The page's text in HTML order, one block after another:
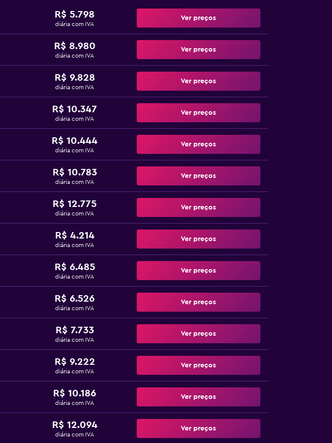
R$ 5.798
diária com IVA
Ver preços
R$ 8.980
diária com IVA
Ver preços
R$ 9.828
diária com IVA
Ver preços
R$ 10.347
diária com IVA
Ver preços
R$ 10.444
diária com IVA
Ver preços
R$ 10.783
diária com IVA
Ver preços
R$ 12.775
diária com IVA
Ver preços
R$ 4.214
diária com IVA
Ver preços
R$ 6.485
diária com IVA
Ver preços
R$ 6.526
diária com IVA
Ver preços
R$ 7.733
diária com IVA
Ver preços
R$ 9.222
diária com IVA
Ver preços
R$ 10.186
diária com IVA
Ver preços
R$ 12.094
diária com IVA
Ver preços